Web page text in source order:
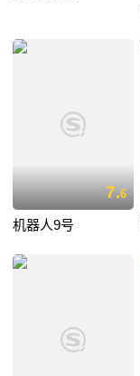
7.6
机器人9号